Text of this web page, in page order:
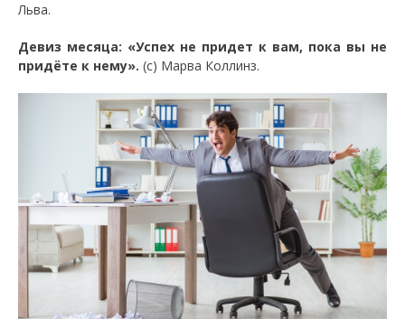
Льва.
Девиз месяца: «Успех не придет к вам, пока вы не
придёте к нему». (с) Марва Коллинз.